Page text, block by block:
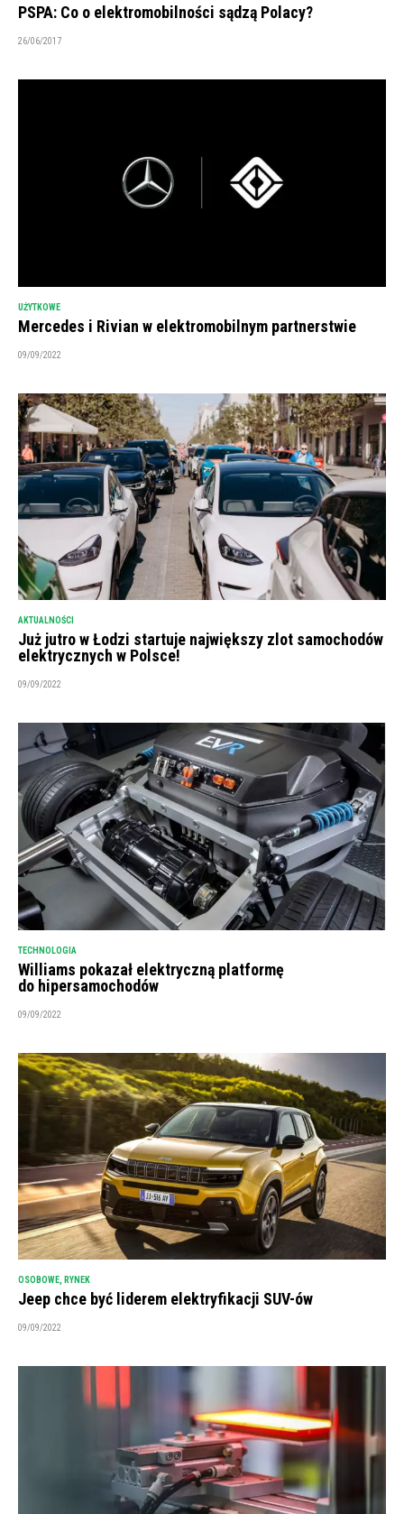
PSPA: Co o elektromobilności sądzą Polacy?
26/06/2017
UŻYTKOWE
Mercedes i Rivian w elektromobilnym partnerstwie
09/09/2022
AKTUALNOŚCI
Już jutro w Łodzi startuje największy zlot samochodów
elektrycznych w Polsce!
09/09/2022
TECHNOLOGIA
Williams pokazał elektryczną platformę
do hipersamochodów
09/09/2022
OSOBOWE, RYNEK
Jeep chce być liderem elektryfikacji SUV-ów
09/09/2022